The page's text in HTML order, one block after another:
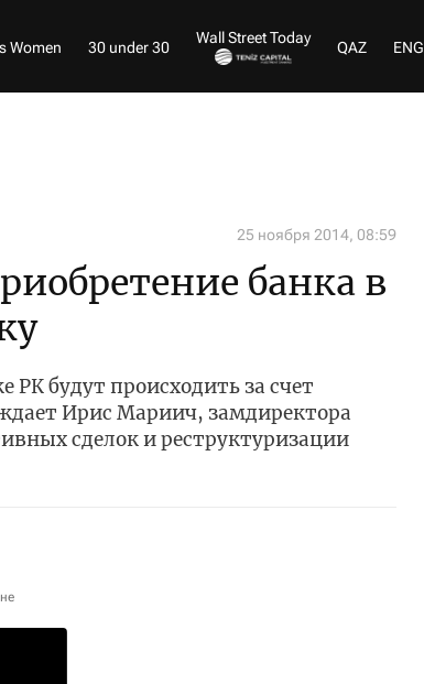
Women 30 under 30
Wall Street Today
QAZ ENG
25 ноября 2014, 08:59
банка в
РК будут происходить за счет
Ирис Мариич, замдиректора
сделок и реструктуризации